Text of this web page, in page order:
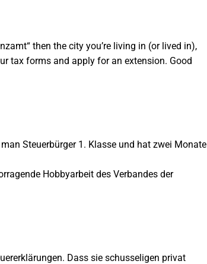
then the city you’re living in (or lived in),
tax forms and apply for an extension. Good
Steuerbürger 1. Klasse und hat zwei Monate
Hobbyarbeit des Verbandes der
Dass sie schusseligen privat